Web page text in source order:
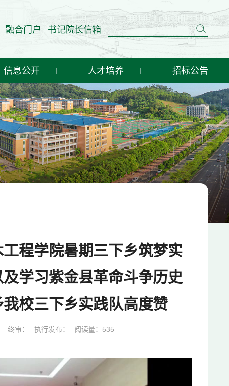
融合门户 书记院长信箱
信息公开 人才培养 招标公告
程学院暑期三下乡筑梦实
学习紫金县革命斗争历史
校三下乡实践队高度赞
终审： 执行发布： 阅读量： 535